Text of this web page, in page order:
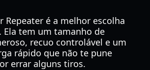
Repeater é a melhor escolha
Ela tem um tamanho de
recuo controlável e um
rápido que não te pune
errar alguns tiros.